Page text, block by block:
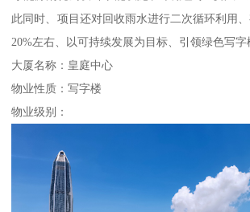
此同时、项目还对回收雨水进行二次循环利用
20%左右、以可持续发展为目标、引领绿色写字
大厦名称：皇庭中心
物业性质：写字楼
物业级别：